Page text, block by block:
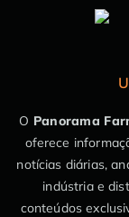
O Panorama
oferece
notícias diárias,
indústria e
conteúdos